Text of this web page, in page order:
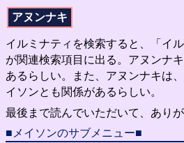
アヌンナキ
イルミナティを検索すると、「イ
が関連検索項目に出る。アヌンナ
あるらしい。また、アヌンナキは
イソンとも関係があるらしい。
最後まで読んでいただいて、ありが
■メイソンのサブメニュー■